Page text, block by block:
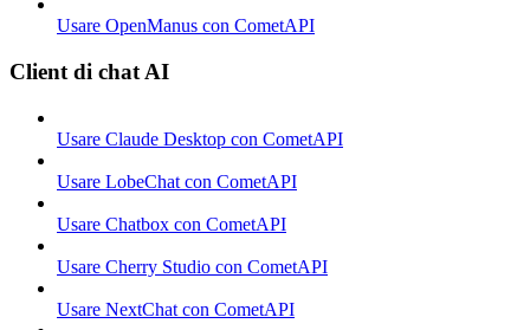
Usare OpenManus con CometAPI
Client di chat AI
Usare Claude Desktop con CometAPI
Usare LobeChat con CometAPI
Usare Chatbox con CometAPI
Usare Cherry Studio con CometAPI
Usare NextChat con CometAPI